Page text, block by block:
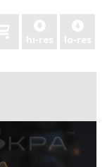
hi-res lo-res